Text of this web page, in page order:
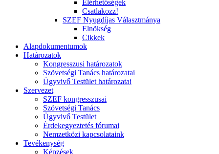
Elérhetőségek
Csatlakozz!
SZEF Nyugdíjas Választmánya
Elnökség
Cikkek
Alapdokumentumok
Határozatok
Kongresszusi határozatok
Szövetségi Tanács határozatai
Ügyvivő Testület határozatai
Szervezet
SZEF kongresszusai
Szövetségi Tanács
Ügyvivő Testület
Érdekegyeztetés fórumai
Nemzetközi kapcsolataink
Tevékenység
Képzések